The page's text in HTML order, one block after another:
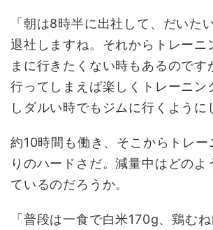
「朝は8時半に出社して、だいた
退社しますね。それからトレーニ
まに行きたくない時もあるのです
行ってしまえば楽しくトレーニン
しダルい時でもジムに行くように
約10時間も働き、そこからトレー
りのハードさだ。減量中はどのよ
ているのだろうか。
「普段は一食で白米170g、鶏む